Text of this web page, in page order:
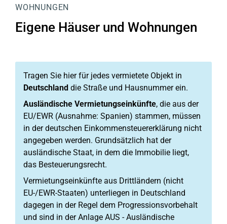
WOHNUNGEN
Eigene Häuser und Wohnungen
Tragen Sie hier für jedes vermietete Objekt in
Deutschland die Straße und Hausnummer ein.
Ausländische Vermietungseinkünfte, die aus der
EU/EWR (Ausnahme: Spanien) stammen, müssen
in der deutschen Einkommensteuererklärung nicht
angegeben werden. Grundsätzlich hat der
ausländische Staat, in dem die Immobilie liegt,
das Besteuerungsrecht.
Vermietungseinkünfte aus Drittländern (nicht
EU-/EWR-Staaten) unterliegen in Deutschland
dagegen in der Regel dem Progressionsvorbehalt
und sind in der Anlage AUS - Ausländische